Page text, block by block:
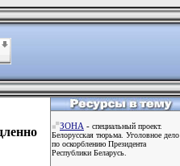
ЗОНА - специальный проект.
Белорусская тюрьма. Уголовное дело
по оскорблению Президента
Республики Беларусь.